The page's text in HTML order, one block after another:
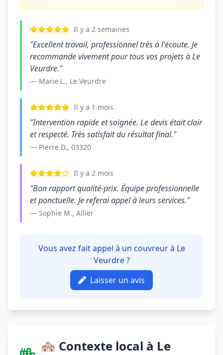
Il y a 2 semaines
"Excellent travail, professionnel très à l'écoute. Je
recommande vivement pour tous vos projets à Le
Veurdre."
— Marie L., Le Veurdre
Il y a 1 mois
"Intervention rapide et soignée. Le devis était clair
et respecté. Très satisfait du résultat final."
— Pierre D., 03320
Il y a 2 mois
"Bon rapport qualité-prix. Équipe professionnelle
et ponctuelle. Je referai appel à leurs services."
— Sophie M., Allier
Vous avez fait appel à un couvreur à Le
Veurdre ?
Laisser un avis
🏘️ Contexte local à Le